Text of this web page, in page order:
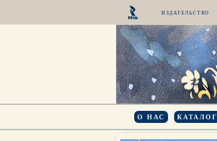
ИЗДАТЕЛЬСТВО
О НАС КАТАЛОГ